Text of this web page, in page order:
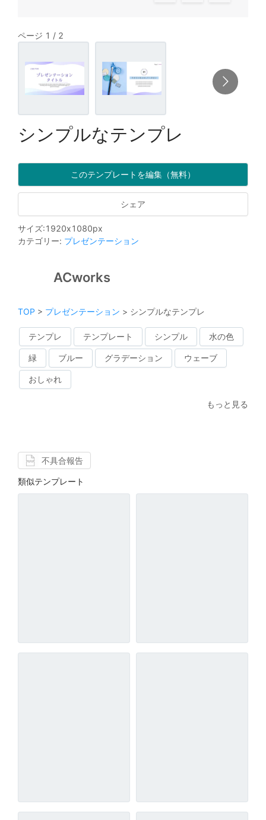
ページ 1 / 2
シンプルなテンプレ
このテンプレートを編集（無料）
シェア
サイズ:1920x1080px
カテゴリー: プレゼンテーション
ACworks
TOP > プレゼンテーション > シンプルなテンプレ
テンプレ テンプレート シンプル 水の色
緑 ブルー グラデーション ウェーブ
おしゃれ
もっと見る
不具合報告
類似テンプレート